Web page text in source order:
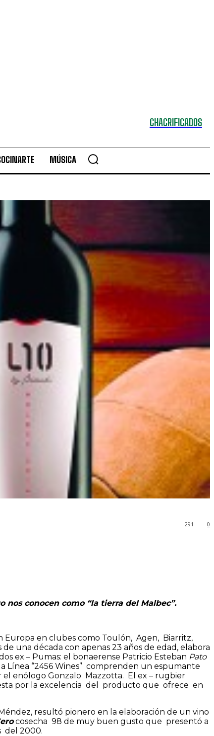
CHACRIFICADOS
MÚSICA
0
291
conocen como “la tierra del Malbec”.
en clubes como Toulón, Agen, Biarritz,
una década con apenas 23 años de edad, elabora
ex – Pumas: el bonaerense Patricio Esteban Pato
Línea “2456 Wines” comprenden un espumante
enólogo Gonzalo Mazzotta. El ex – rugbier
por la excelencia del producto que ofrece en
resultó pionero en la elaboración de un vino
cosecha 98 de muy buen gusto que presentó a
del 2000.